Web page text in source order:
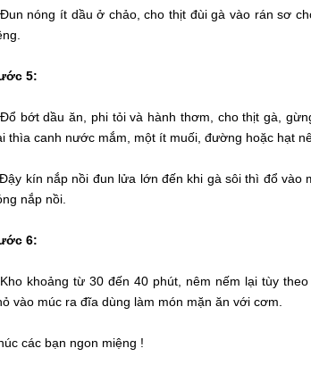
nóng ít dầu ở chảo, cho thịt đùi gà vào rán sơ
5:
bớt dầu ăn, phi tỏi và hành thơm, cho thịt gà,
thìa canh nước mắm, một ít muối, đường hoặc hạt
kín nắp nồi đun lửa lớn đến khi gà sôi thì đổ vào
nắp nồi.
6:
khoảng từ 30 đến 40 phút, nêm nếm lại tùy
vào múc ra đĩa dùng làm món mặn ăn với cơm.
các bạn ngon miệng !